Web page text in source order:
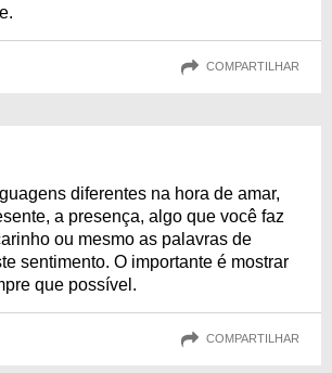
COMPARTILHAR
diferentes na hora de amar,
a presença, algo que você faz
ou mesmo as palavras de
sentimento. O importante é mostrar
que possível.
COMPARTILHAR